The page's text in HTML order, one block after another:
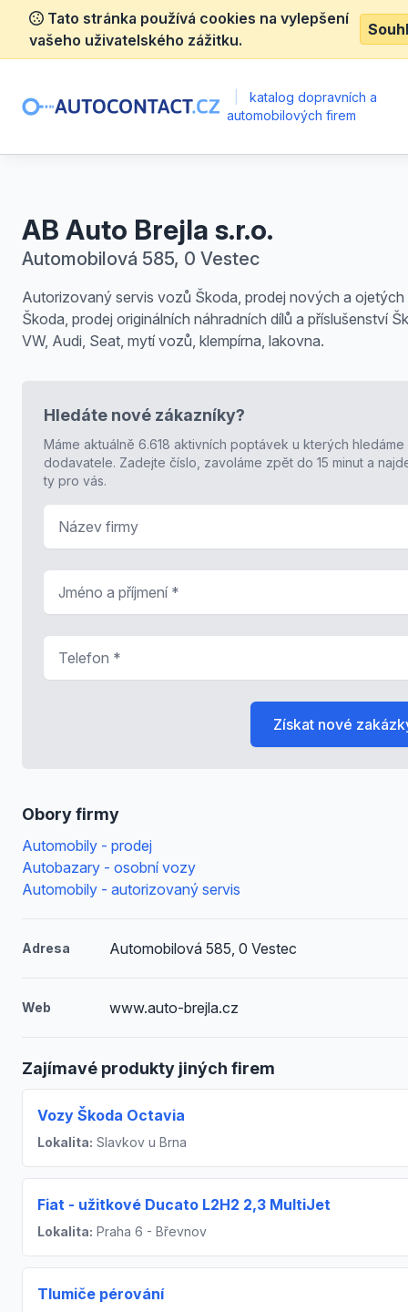
Tato stránka používá cookies na vylepšení
vašeho uživatelského zážitku.
katalog dopravních a
automobilových firem
AB Auto Brejla s.r.o.
Automobilová 585, 0 Vestec
Autorizovaný servis vozů Škoda, prodej nových a
Škoda, prodej originálních náhradních dílů a příslušenství
VW, Audi, Seat, mytí vozů, klempírna, lakovna.
Obory firmy
Automobily - prodej
Autobazary - osobní vozy
Automobily - autorizovaný servis
Adresa Automobilová 585, 0 Vestec
Web www.auto-brejla.cz
Zajímavé produkty jiných firem
Vozy Škoda Octavia
Lokalita: Slavkov u Brna
Fiat - užitkové Ducato L2H2 2,3 MultiJet
Lokalita: Praha 6 - Břevnov
Tlumiče pérování
Hledáte nové zákazníky?
Máme aktuálně 6.618 aktivních poptávek u kterých hledáme
dodavatele. Zadejte číslo, zavoláme zpět do 15 minut a
ty pro vás.
Získat nové